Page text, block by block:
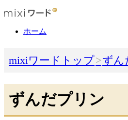
ホーム
mixiワードトップ ずん
ずんだプリン